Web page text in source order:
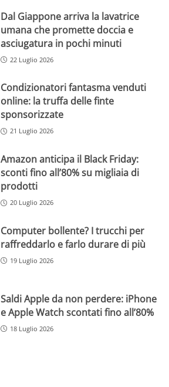
Dal Giappone arriva la lavatrice
umana che promette doccia e
asciugatura in pochi minuti
22 Luglio 2026
Condizionatori fantasma venduti
online: la truffa delle finte
sponsorizzate
21 Luglio 2026
Amazon anticipa il Black Friday:
sconti fino all’80% su migliaia di
prodotti
20 Luglio 2026
Computer bollente? I trucchi per
raffreddarlo e farlo durare di più
19 Luglio 2026
Saldi Apple da non perdere: iPhone
e Apple Watch scontati fino all’80%
18 Luglio 2026